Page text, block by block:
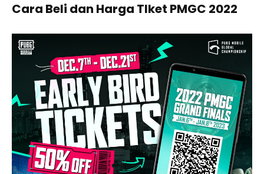
Cara Beli dan Harga TIket PMGC 2022